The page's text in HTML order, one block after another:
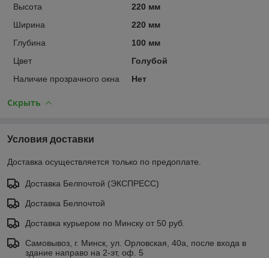
Высота
220 мм
Ширина
220 мм
Глубина
100 мм
Цвет
Голубой
Наличие прозрачного окна
Нет
Скрыть
Условия доставки
Доставка осуществляется только по предоплате.
Доставка Белпочтой (ЭКСПРЕСС)
Доставка Белпочтой
Доставка курьером по Минску от 50 руб.
Самовывоз, г. Минск, ул. Орловская, 40а, после входа в
здание направо на 2-эт, оф. 5